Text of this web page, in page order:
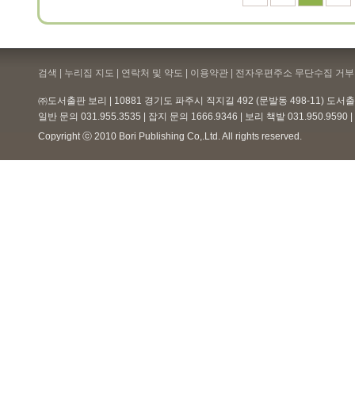
검색 | 누리집 지도 | 연락처 및 약도 | 이용약관 | 전자우편주소 무단수집 거
㈜도서출판 보리 | 10881 경기도 파주시 직지길 492 (문발동 498-11) 도서
일반 문의 031.955.3535 | 잡지 문의 1666.9346 | 보리 책밭 031.950.9590
Copyright ⓒ 2010 Bori Publishing Co,.Ltd. All rights reserved.